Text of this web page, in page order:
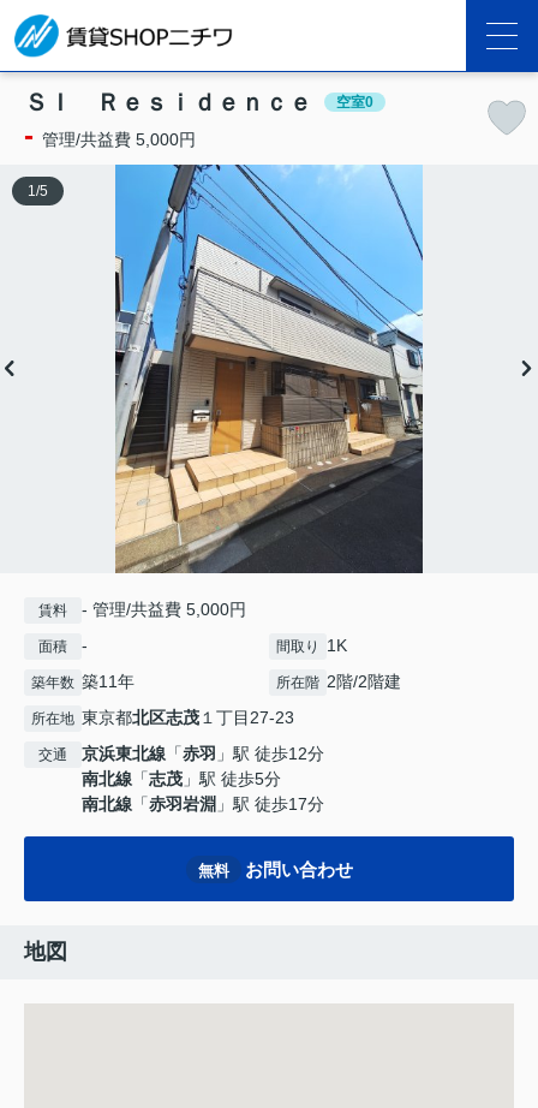
ＳＩ Ｒｅｓｉｄｅｎｃｅ 空室0
- 管理/共益費 5,000円
1 /5
賃料 - 管理/共益費 5,000円
面積 - 間取り 1K
築年数 築11年 所在階 2階/2階建
所在地 東京都北区志茂 １丁目27-23
交通 京浜東北線 「赤羽 」駅 徒歩12分
南北線 「志茂 」駅 徒歩5分
南北線 「赤羽岩淵 」駅 徒歩17分
無料 お問い合わせ
地図